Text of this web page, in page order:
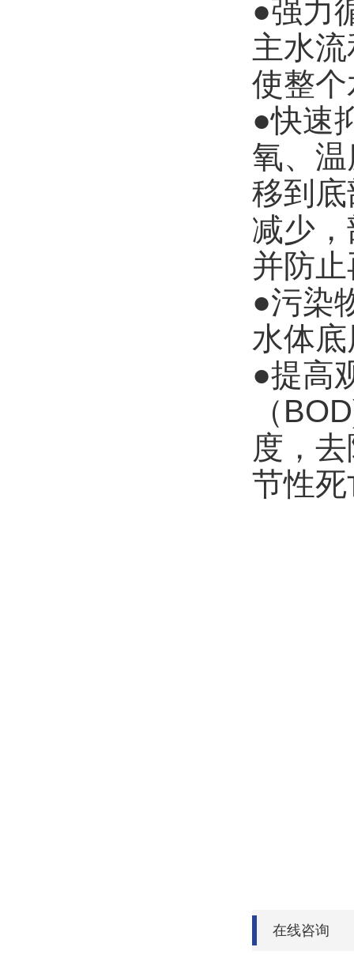
●强力
主水
使整
●快速
氧、
移到
减少
并防
●污染
水体
●提高
（
度，
节性
在线咨询